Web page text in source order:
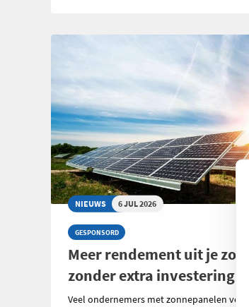
NIEUWS 6 JUL 2026
GESPONSORD
Meer rendement uit je
zonder extra investering
Veel ondernemers met zonnepanelen